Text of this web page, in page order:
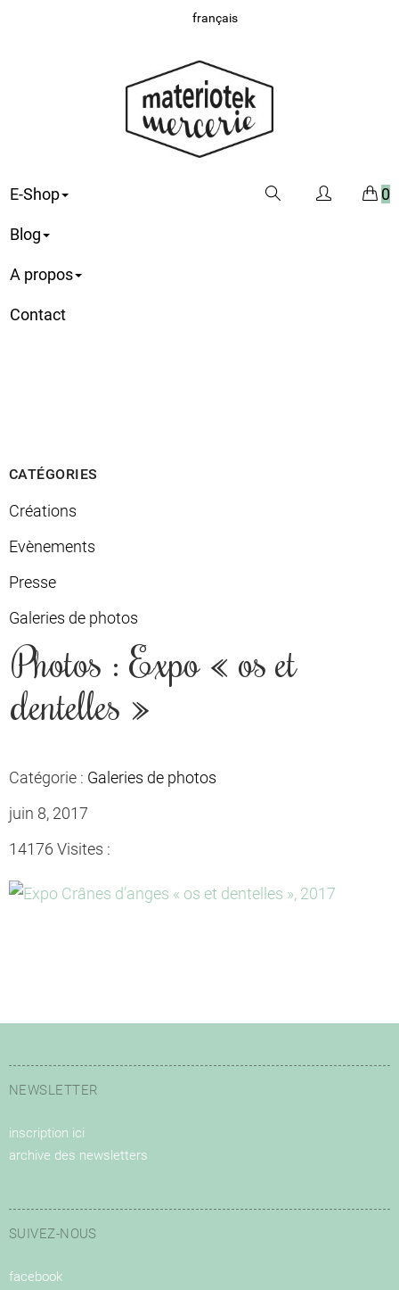
français
E-Shop
Blog
A propos
Contact
0
CATÉGORIES
Créations
Evènements
Presse
Galeries de photos
Photos : Expo « os et
dentelles »
Catégorie : Galeries de photos
juin 8, 2017
14176 Visites :
NEWSLETTER
inscription ici
archive des newsletters
SUIVEZ-NOUS
facebook